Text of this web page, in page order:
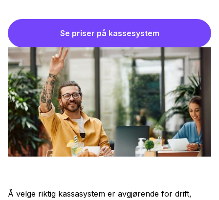
Se priser på kassesystem
Å velge riktig kassasystem er avgjørende for drift,